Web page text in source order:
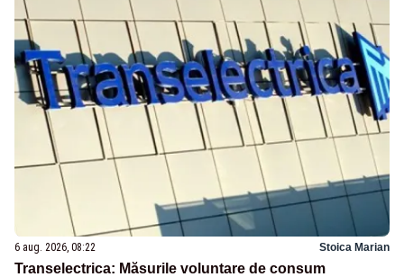
6 aug. 2026, 08:22 Stoica Marian
Transelectrica: Măsurile voluntare de consum